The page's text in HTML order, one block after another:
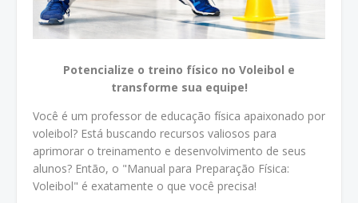
Potencialize o treino físico no Voleibol e
transforme sua equipe!
Você é um professor de educação física apaixonado por
voleibol? Está buscando recursos valiosos para
aprimorar o treinamento e desenvolvimento de seus
alunos? Então, o "Manual para Preparação Física:
Voleibol" é exatamente o que você precisa!